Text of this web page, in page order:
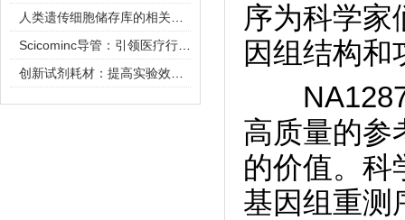
序为科学家
因组结构和
NA12878
高质量的参
的价值。科
基因组重测